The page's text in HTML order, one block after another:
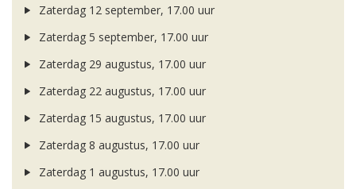
Zaterdag 12 september, 17.00 uur
Zaterdag 5 september, 17.00 uur
Zaterdag 29 augustus, 17.00 uur
Zaterdag 22 augustus, 17.00 uur
Zaterdag 15 augustus, 17.00 uur
Zaterdag 8 augustus, 17.00 uur
Zaterdag 1 augustus, 17.00 uur